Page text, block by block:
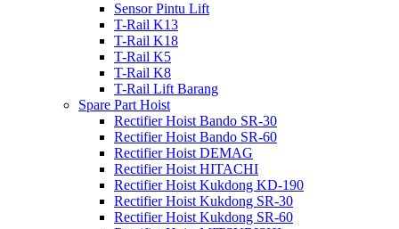
Sensor Pintu Lift
T-Rail K13
T-Rail K18
T-Rail K5
T-Rail K8
T-Rail Lift Barang
Spare Part Hoist
Rectifier Hoist Bando SR-30
Rectifier Hoist Bando SR-60
Rectifier Hoist DEMAG
Rectifier Hoist HITACHI
Rectifier Hoist Kukdong KD-190
Rectifier Hoist Kukdong SR-30
Rectifier Hoist Kukdong SR-60